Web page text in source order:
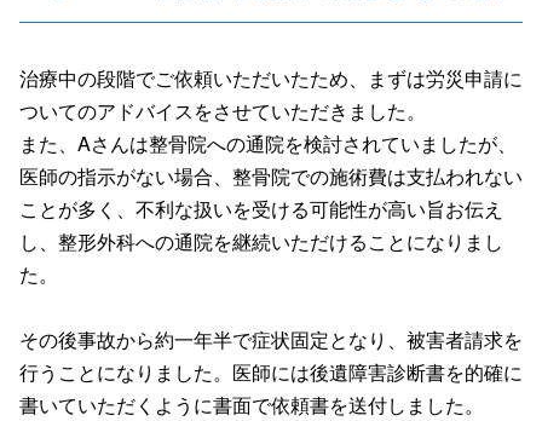
治療中の段階でご依頼いただいたため、まずは労災申請に
ついてのアドバイスをさせていただきました。
また、Aさんは整骨院への通院を検討されていましたが、
医師の指示がない場合、整骨院での施術費は支払われない
ことが多く、不利な扱いを受ける可能性が高い旨お伝え
し、整形外科への通院を継続いただけることになりまし
た。
その後事故から約一年半で症状固定となり、被害者請求を
行うことになりました。医師には後遺障害診断書を的確に
書いていただくように書面で依頼書を送付しました。